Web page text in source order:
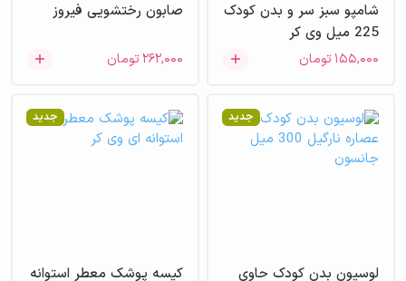
شامپو سبز سر و بدن کودک
225 میل وی کر
۱۵۵,۰۰۰تومان
صابون رختشویی فیروز
۲۶۲,۰۰۰تومان
جدید
لوسیون بدن کودک حاوی
جدید
کیسه پوشک معطر استوانه